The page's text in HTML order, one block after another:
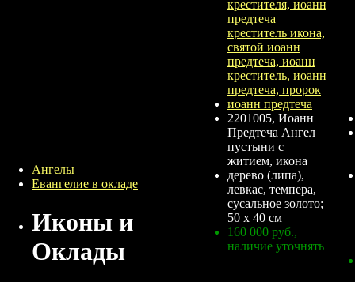
Ангелы
Евангелие в окладе
Иконы и
Оклады
2201005, Иоанн
Предтеча Ангел
пустыни с
житием, икона
дерево (липа),
левкас, темпера,
сусальное золото;
50 х 40 см
160 000 руб.,
наличие уточнять